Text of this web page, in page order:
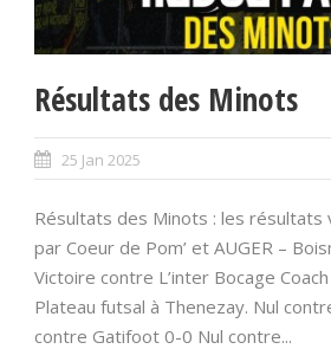
Résultats des Minots
25 Jan 2025
Résultats des Minots : les
par Coeur de Pom’ et AUGER –
Victoire contre L’inter Bocage
Plateau futsal à Thenezay. Nul
contre Gatifoot 0-0 Nul contre...